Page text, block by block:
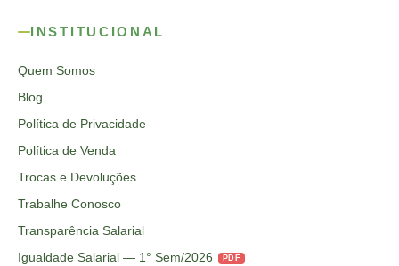
INSTITUCIONAL
Quem Somos
Blog
Política de Privacidade
Política de Venda
Trocas e Devoluções
Trabalhe Conosco
Transparência Salarial
Igualdade Salarial — 1° Sem/2026
PDF